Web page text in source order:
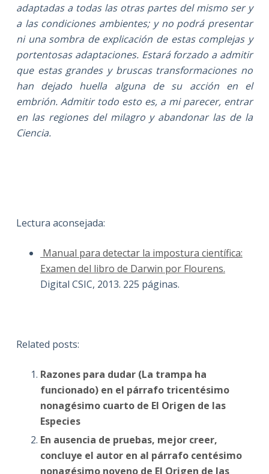
adaptadas a todas las otras partes del mismo ser y
a las condiciones ambientes; y no podrá presentar
ni una sombra de explicación de estas complejas y
portentosas adaptaciones. Estará forzado a admitir
que estas grandes y bruscas transformaciones no
han dejado huella alguna de su acción en el
embrión. Admitir todo esto es, a mi parecer, entrar
en las regiones del milagro y abandonar las de la
Ciencia.
Lectura aconsejada:
Manual para detectar la impostura científica:
Examen del libro de Darwin por Flourens.
Digital CSIC, 2013. 225 páginas.
Related posts:
Razones para dudar (La trampa ha
funcionado) en el párrafo tricentésimo
nonagésimo cuarto de El Origen de las
Especies
En ausencia de pruebas, mejor creer,
concluye el autor en al párrafo centésimo
nonagésimo noveno de El Origen de las